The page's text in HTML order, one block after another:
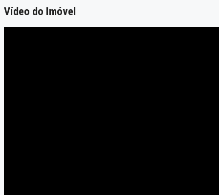
Vídeo do Imóvel